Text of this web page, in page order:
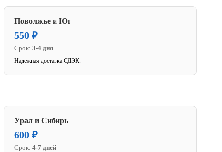
Поволжье и Юг
550 ₽
Срок: 3-4 дня
Надежная доставка СДЭК.
Урал и Сибирь
600 ₽
Срок: 4-7 дней